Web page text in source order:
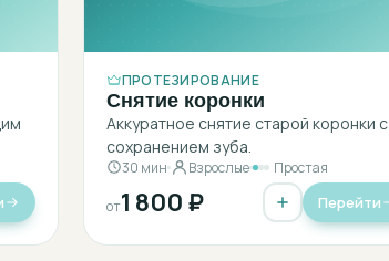
ПРОТЕЗИРОВАНИЕ
Снятие коронки
Аккуратное снятие старой коронки с
сохранением зуба.
30 мин Взрослые Простая
от1 800 ₽ Перейти